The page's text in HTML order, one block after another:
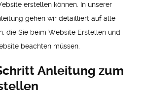
erstellen können. In unserer
gehen wir detailliert auf alle
die Sie beim Website Erstellen und
beachten müssen.
Anleitung zum